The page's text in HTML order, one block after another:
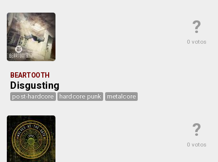
?
0 votos
BEARTOOTH
Disgusting
post-hardcore hardcore punk metalcore
?
0 votos